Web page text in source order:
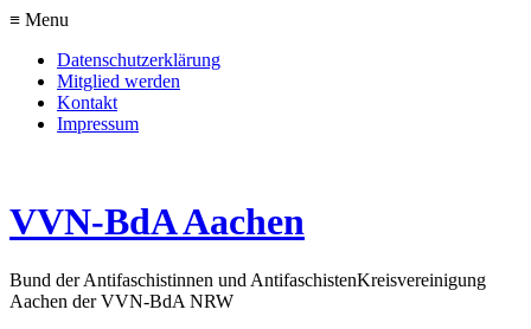
≡ Menu
Datenschutzerklärung
Mitglied werden
Kontakt
Impressum
VVN-BdA Aachen
Bund der Antifaschistinnen und AntifaschistenKreisvereinigung
Aachen der VVN-BdA NRW